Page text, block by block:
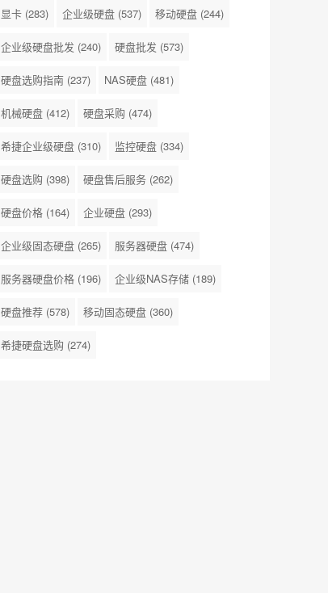
显卡 (283) 企业级硬盘 (537) 移动硬盘 (244)
企业级硬盘批发 (240) 硬盘批发 (573)
硬盘选购指南 (237) NAS硬盘 (481)
机械硬盘 (412) 硬盘采购 (474)
希捷企业级硬盘 (310) 监控硬盘 (334)
硬盘选购 (398) 硬盘售后服务 (262)
硬盘价格 (164) 企业硬盘 (293)
企业级固态硬盘 (265) 服务器硬盘 (474)
服务器硬盘价格 (196) 企业级NAS存储 (189)
硬盘推荐 (578) 移动固态硬盘 (360)
希捷硬盘选购 (274)